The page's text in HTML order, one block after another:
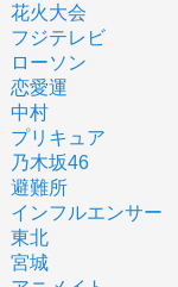
花火大会
フジテレビ
ローソン
恋愛運
中村
プリキュア
乃木坂46
避難所
インフルエンサー
東北
宮城